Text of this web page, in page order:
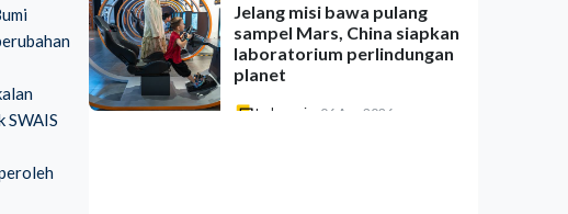
SWAIS
Jelang misi bawa pulang
sampel Mars, China siapkan
laboratorium perlindungan
planet
Indonesia 06 Aug 2026